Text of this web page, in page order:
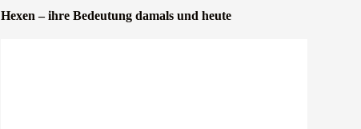
Hexen – ihre Bedeutung damals und heute